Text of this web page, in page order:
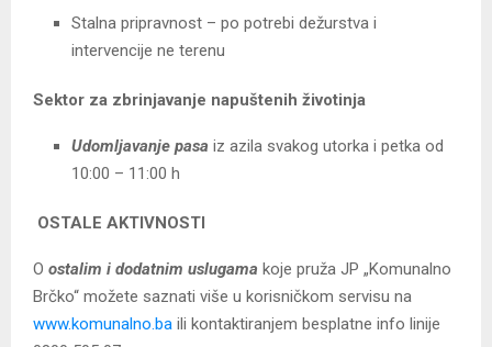
Stalna pripravnost – po potrebi dežurstva i
intervencije ne terenu
Sektor za zbrinjavanje napuštenih životinja
Udomljavanje pasa iz azila svakog utorka i petka od
10:00 – 11:00 h
OSTALE AKTIVNOSTI
O ostalim i dodatnim uslugama koje pruža JP „Komunalno
Brčko“ možete saznati više u korisničkom servisu na
www.komunalno.ba ili kontaktiranjem besplatne info linije